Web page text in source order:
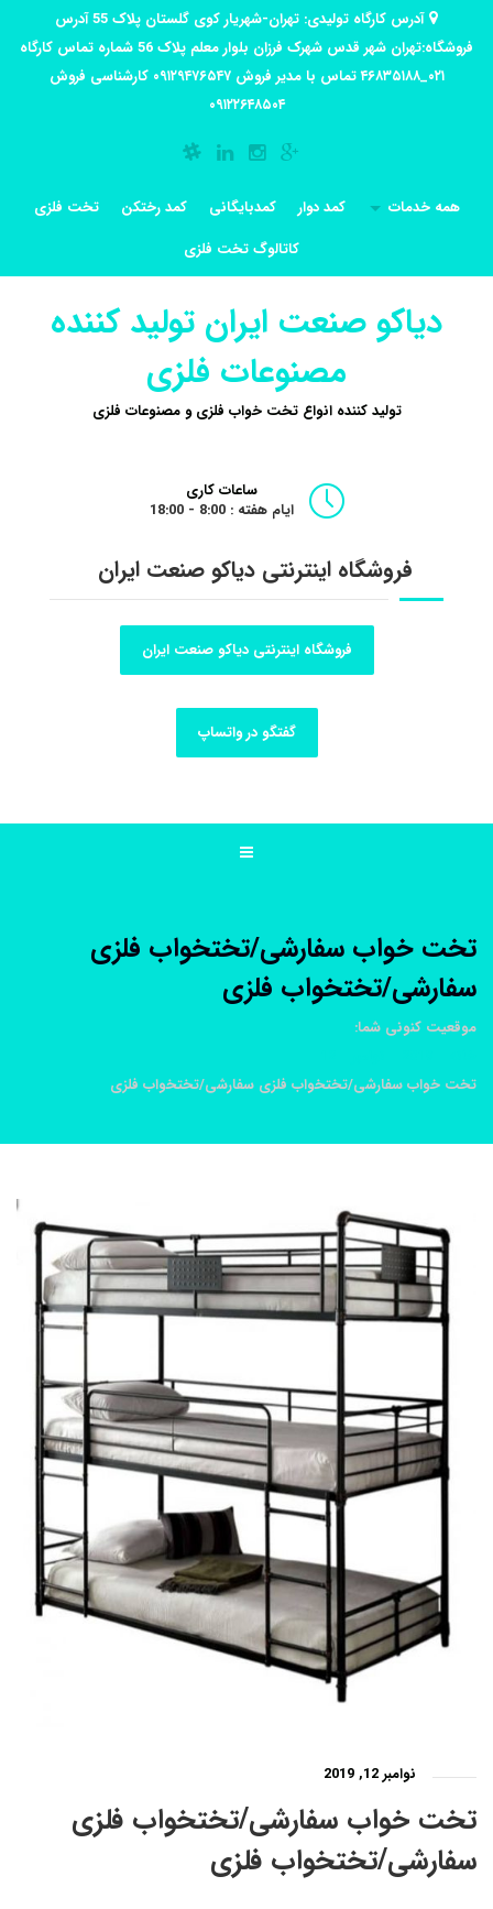
آدرس کارگاه تولیدی: تهران-شهریار کوی گلستان پلاک 55 آدرس
فروشگاه:تهران شهر قدس شهرک فرزان بلوار معلم پلاک 56 شماره تماس کارگاه
۰۲۱_۴۶۸۳۵۱۸۸ تماس با مدیر فروش ۰۹۱۲۹۴۷۶۵۴۷ کارشناسی فروش
۰۹۱۲۲۶۴۸۵۰۴
همه خدمات کمد دوار کمدبایگانی کمد رختکن
تخت فلزی
کاتالوگ تخت فلزی
دیاکو صنعت ایران تولید کننده
مصنوعات فلزی
تولید کننده انواع تخت خواب فلزی و مصنوعات فلزی
ساعات کاری
ایام هفته : 8:00 - 18:00
فروشگاه اینترنتی دیاکو صنعت ایران
فروشگاه اینترنتی دیاکو صنعت ایران
گفتگو در واتساپ
تخت خواب سفارشی/تختخواب فلزی
سفارشی/تختخواب فلزی
موقعیت کنونی شما:
تخت خواب سفارشی/تختخواب فلزی سفارشی/تختخواب فلزی
نوامبر 12, 2019
تخت خواب سفارشی/تختخواب فلزی
سفارشی/تختخواب فلزی